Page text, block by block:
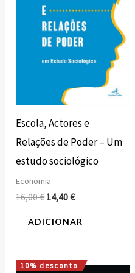
Escola, Actores e
Relações de Poder – Um
estudo sociológico
Economia
16,00€ 14,40€
ADICIONAR
10% desconto
O
O